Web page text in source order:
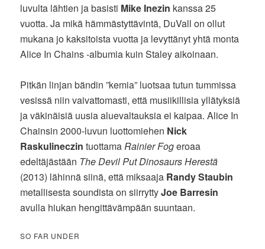
luvulta lähtien ja basisti Mike Inezin kanssa 25
vuotta. Ja mikä hämmästyttävintä, DuVall on ollut
mukana jo kaksitoista vuotta ja levyttänyt yhtä monta
Alice In Chains -albumia kuin Staley aikoinaan.
Pitkän linjan bändin ”kemia” luotsaa tutun tummissa
vesissä niin vaivattomasti, että musiikillisia yllätyksiä
ja väkinäisiä uusia aluevaltauksia ei kaipaa. Alice In
Chainsin 2000-luvun luottomiehen Nick
Raskulineczin tuottamaRainier Fogeroaa
edeltäjästään The Devil Put Dinosaurs Herestä
(2013) lähinnä siinä, että miksaaja Randy Staubin
metallisesta soundista on siirryttyJoe Barresin
avulla hiukan hengittävämpään suuntaan.
SO FAR UNDER